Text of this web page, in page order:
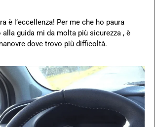
è l’eccellenza! Per me che ho paura
guida mi da molta più sicurezza , è
dove trovo più difficoltà.